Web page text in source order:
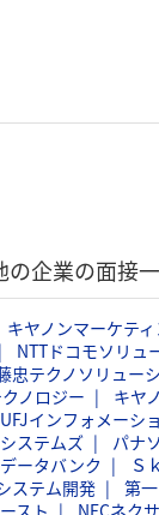
企業の面接
キヤノンマーケテ
NTTドコモソリュ
忠テクノソリュー
ノロジー キヤ
インフォメーシ
ステムズ パナ
ータバンク Ｓ
ステム開発 第
スト NECネク